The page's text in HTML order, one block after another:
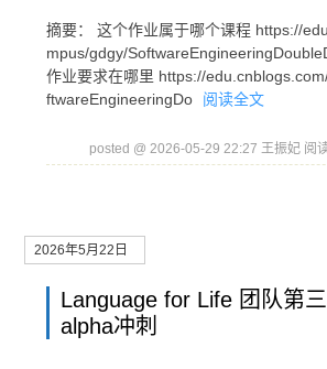
摘要： 这个作业属于哪个课程 https://
mpus/gdgy/
作业要求在哪里 https://
ftwareEngineeringDo
阅读全文
posted @ 2026-05-29 22:27 王振妃 阅
2026年5月22日
Language for Life 团队第
alpha冲刺